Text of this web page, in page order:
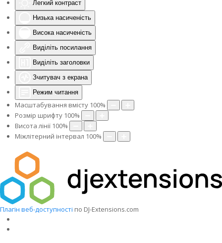
Легкий контраст
Низька насиченість
Висока насиченість
Виділіть посилання
Виділіть заголовки
Зчитувач з екрана
Режим читання
Масштабування вмісту 100%
Розмір шрифту 100%
Висота лінії 100%
Міжлітерний інтервал 100%
Плагін веб-доступності по DJ-Extensions.com